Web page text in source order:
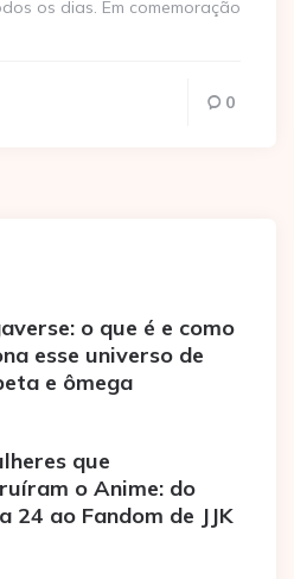
os dias. Em comemoração
0
o que é e como
esse universo de
e ômega
que
o Anime: do
24 ao Fandom de JJK